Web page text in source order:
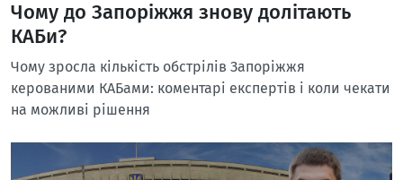
Чому до Запоріжжя знову долітають
КАБи?
Чому зросла кількість обстрілів Запоріжжя
керованими КАБами: коментарі експертів і коли чекати
на можливі рішення